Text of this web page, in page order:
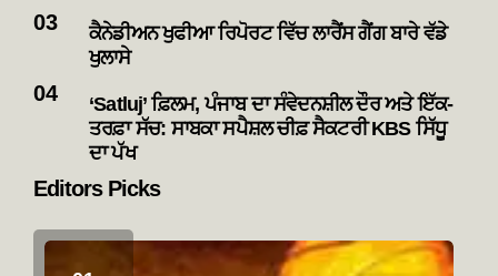
ਕੈਨੇਡੀਅਨ ਖੁਫੀਆ ਰਿਪੋਰਟ ਵਿੱਚ ਲਾਰੈਂਸ ਗੈਂਗ ਬਾਰੇ ਵੱਡੇ
ਖੁਲਾਸੇ
‘Satluj’ ਫ਼ਿਲਮ, ਪੰਜਾਬ ਦਾ ਸੰਵੇਦਨਸ਼ੀਲ ਦੌਰ ਅਤੇ ਇੱਕ-
ਤਰਫ਼ਾ ਸੱਚ: ਸਾਬਕਾ ਸਪੈਸ਼ਲ ਚੀਫ਼ ਸੈਕਟਰੀ KBS ਸਿੱਧੂ
ਦਾ ਪੱਖ
Editors Picks